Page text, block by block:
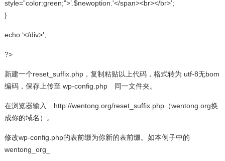
style=”color:green;”>’.$newoption.'</span><br></br>’;
}
echo ‘</div>’;
?>
新建一个reset_suffix.php，复制粘贴以上代码，格式转为 utf-8无bom
编码，保存上传至 wp-config.php 同一文件夹。
在浏览器输入 http://wentong.org/reset_suffix.php（wentong.org换
成你的域名）。
修改wp-config.php的表前缀为你新的表前缀。如本例子中的
wentong_org_